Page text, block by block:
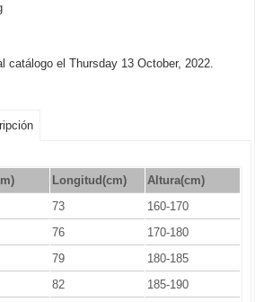
catálogo el Thursday 13 October, 2022.
Longitud(cm)
Altura(cm)
73
160-170
76
170-180
79
180-185
82
185-190